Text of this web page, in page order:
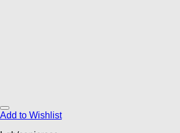
Add to Wishlist